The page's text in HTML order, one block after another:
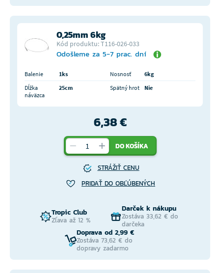
0,25mm 6kg
Kód produktu: T116-026-033
Odošleme za 5-7 prac. dní
Balenie 1ks Nosnosť
6kg
Dĺžka
náväzca
25cm Spätný hrot Nie
6,38 €
DO KOŠÍKA
STRÁŽIŤ CENU
PRIDAŤ DO OBĽÚBENÝCH
Tropic Club
Zľava až 12 %
Darček k nákupu
Zostáva 33,62 € do
darčeka
Doprava od 2,99 €
Zostáva 73,62 € do
dopravy zadarmo